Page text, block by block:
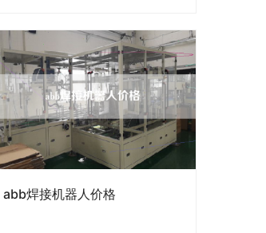
维空间移载动作，为物料上下线和
生产部品组装提供极理想的搬运和
组装工具。上下料码垛机械手在降
低作业劳动强度提供物料安全搬运
的同时，也可满足特殊环境如防爆
车间、人员无法进入的危险场所提
供系统解决方案。配合各种非标夹
具，机械手可以实现起吊各种形状
的工件，使负载达到零重力的漂浮
abb焊接机器人价格